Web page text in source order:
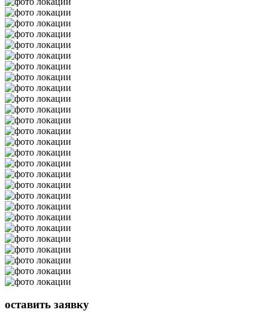
оставить заявку